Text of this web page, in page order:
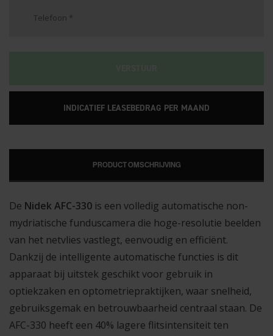
INDICATIEF LEASEBEDRAG PER MAAND
PRODUCT OMSCHRIJVING
De Nidek AFC-330 is een volledig automatische non-
mydriatische funduscamera die hoge-resolutie beelden
van het netvlies vastlegt, eenvoudig en efficiënt.
Dankzij de intelligente automatische functies is dit
apparaat bij uitstek geschikt voor gebruik in
optiekzaken en optometriepraktijken, waar snelheid,
gebruiksgemak en betrouwbaarheid centraal staan. De
AFC-330 heeft een 40% lagere flitsintensiteit ten